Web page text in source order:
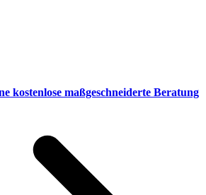
kostenlose maßgeschneiderte Beratung